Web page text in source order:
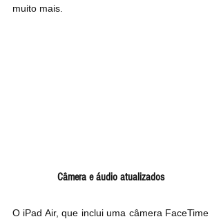
muito mais.
Câmera e áudio atualizados
O iPad Air, que inclui uma câmera FaceTime